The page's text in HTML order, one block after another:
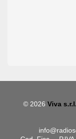
© 2026 Viva s.r.l.